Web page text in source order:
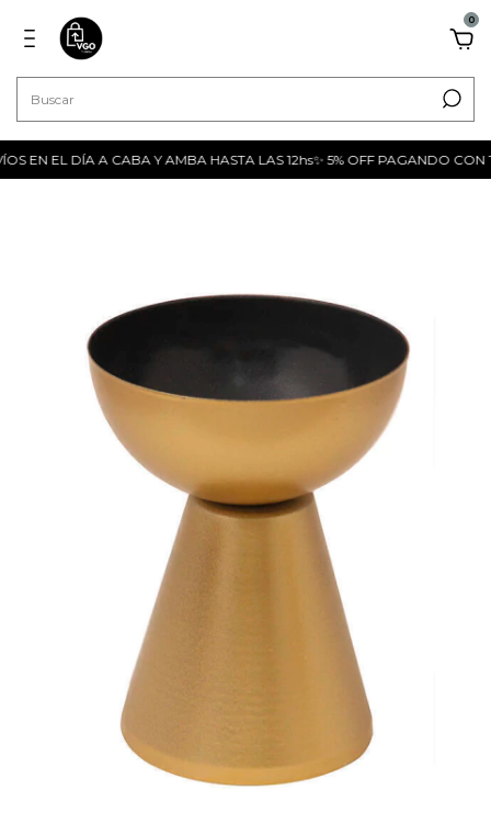
0
EL DÍA A CABA Y AMBA HASTA LAS 12hs✨ 5% OFF PAGANDO CON